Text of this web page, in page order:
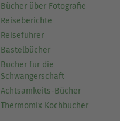
Bücher über Fotografie
Reiseberichte
Reiseführer
Bastelbücher
Bücher für die
Schwangerschaft
Achtsamkeits-Bücher
Thermomix Kochbücher